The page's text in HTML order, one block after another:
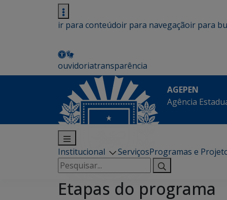
ir para conteúdoir para navegaçãoir para
ouvidoriatransparência
AGEPEN
Agência
Institucional ServiçosProgramas e
Pesquisar
por:
Etapas do programa